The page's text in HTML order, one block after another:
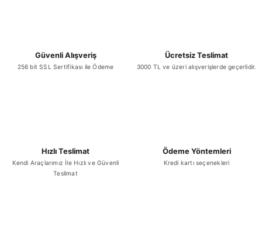
Toyohashİ Kimchi Sosu 1.8 Litre
Sepete Ekle
Güvenli Alışveriş
256 bit SSL Sertifikası ile Ödeme
Ücretsiz Teslimat
3000 TL ve üzeri alışverişlerde geçerlidir.
Hızlı Teslimat
Kendi Araçlarımız İle Hızlı ve Güvenli
Teslimat
Ödeme Yöntemleri
Kredi kartı seçenekleri